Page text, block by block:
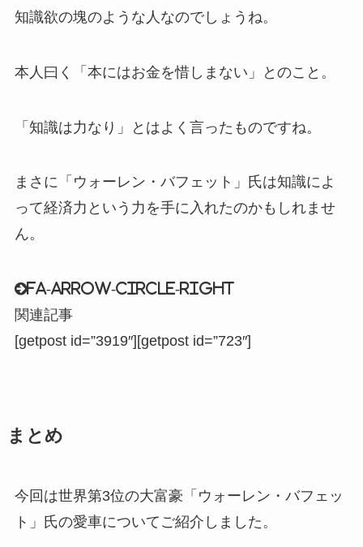
知識欲の塊のような人なのでしょうね。
本人曰く「本にはお金を惜しまない」とのこと。
「知識は力なり」とはよく言ったものですね。
まさに「ウォーレン・バフェット」氏は知識によ
って経済力という力を手に入れたのかもしれませ
ん。
fa-arrow-circle-right
関連記事
[getpost id=”3919″][getpost id=”723″]
まとめ
今回は世界第3位の大富豪「ウォーレン・バフェッ
ト」氏の愛車についてご紹介しました。